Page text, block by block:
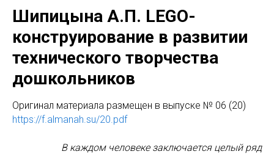
Шипицына А.П. LEGO-
конструирование в развитии
технического творчества
дошкольников
Оригинал материала размещен в выпуске № 06 (20)
https://f.almanah.su/20.pdf
В каждом человеке заключается целый ряд